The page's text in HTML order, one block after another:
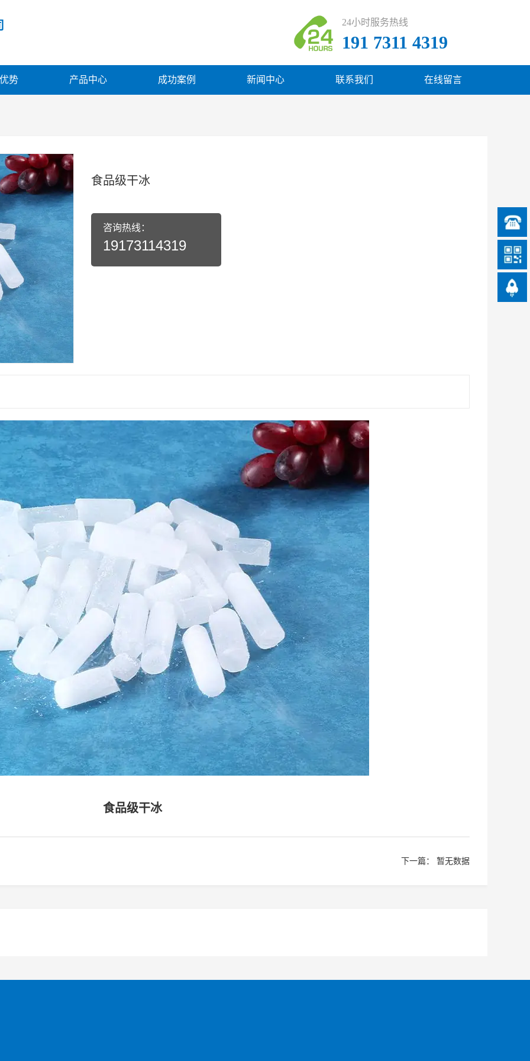
势 产品中心 成功案例 新闻中心 联系我们 在线留言
191 7311 4319
24小时服务热线
食品级干冰
咨询热线：
19173114319
食品级干冰
下一篇： 暂无数据